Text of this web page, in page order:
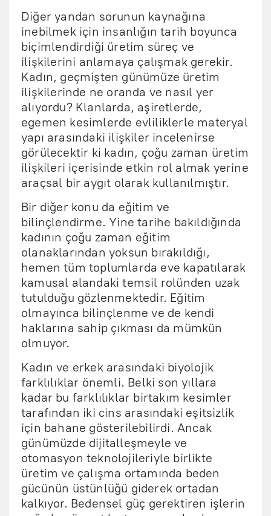
Diğer yandan sorunun kaynağına
inebilmek için insanlığın tarih boyunca
biçimlendirdiği üretim süreç ve
ilişkilerini anlamaya çalışmak gerekir.
Kadın, geçmişten günümüze üretim
ilişkilerinde ne oranda ve nasıl yer
alıyordu? Klanlarda, aşiretlerde,
egemen kesimlerde evliliklerle materyal
yapı arasındaki ilişkiler incelenirse
görülecektir ki kadın, çoğu zaman üretim
ilişkileri içerisinde etkin rol almak yerine
araçsal bir aygıt olarak kullanılmıştır.
Bir diğer konu da eğitim ve
bilinçlendirme. Yine tarihe bakıldığında
kadının çoğu zaman eğitim
olanaklarından yoksun bırakıldığı,
hemen tüm toplumlarda eve kapatılarak
kamusal alandaki temsil rolünden uzak
tutulduğu gözlenmektedir. Eğitim
olmayınca bilinçlenme ve de kendi
haklarına sahip çıkması da mümkün
olmuyor.
Kadın ve erkek arasındaki biyolojik
farklılıklar önemli. Belki son yıllara
kadar bu farklılıklar birtakım kesimler
tarafından iki cins arasındaki eşitsizlik
için bahane gösterilebilirdi. Ancak
günümüzde dijitalleşmeyle ve
otomasyon teknolojileriyle birlikte
üretim ve çalışma ortamında beden
gücünün üstünlüğü giderek ortadan
kalkıyor. Bedensel güç gerektiren işlerin